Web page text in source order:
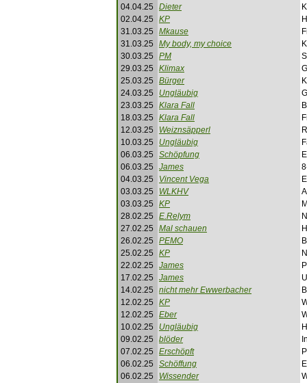
04.04.25
Dieter
02.04.25
KP
31.03.25
Mkause
31.03.25
My body, my choice
30.03.25
PM
29.03.25
Klimax
25.03.25
Bürger
24.03.25
Ungläubig
23.03.25
Klara Fall
18.03.25
Klara Fall
12.03.25
Weiznsäpperl
10.03.25
Ungläubig
06.03.25
Schöpfung
06.03.25
James
04.03.25
Vincent Vega
03.03.25
WLKHV
03.03.25
KP
28.02.25
E.Relym
27.02.25
Mal schauen
26.02.25
PEMO
25.02.25
KP
22.02.25
James
17.02.25
James
14.02.25
nicht mehr Ewwerbacher
12.02.25
KP
12.02.25
Eber
10.02.25
Ungläubig
09.02.25
blöder
07.02.25
Erschöpft
06.02.25
Schöffung
06.02.25
Wissender